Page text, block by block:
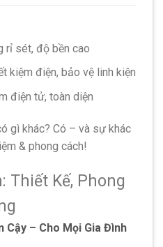
rỉ sét, độ bền cao
kiệm điện, bảo vệ linh kiện
điện tử, toàn diện
gì khác? Có – và sự khác
& phong cách!
Thiết Kế, Phong
Cậy – Cho Mọi Gia Đình